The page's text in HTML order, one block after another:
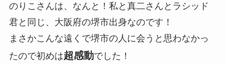
のりこさんは、なんと！私と真二さんとラシッド
君と同じ、大阪府の堺市出身なのです！
まさかこんな遠くで堺市の人に会うと思わなかっ
たので初めは超感動でした！